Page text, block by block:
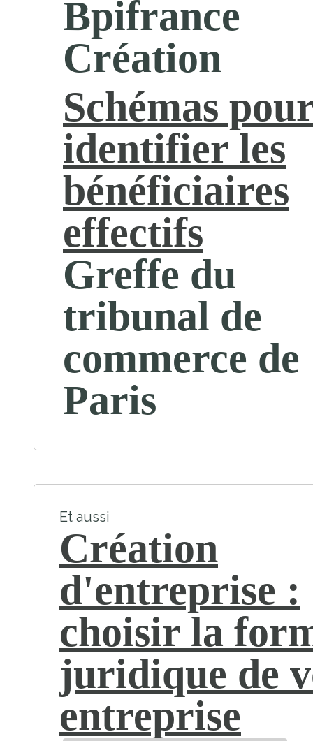
Bpifrance
Création
Schémas
identifier les
bénéficiaires
effectifs
Greffe du
tribunal de
commerce de
Paris
Et aussi
Création
d'entreprise :
choisir la
juridique de
entreprise